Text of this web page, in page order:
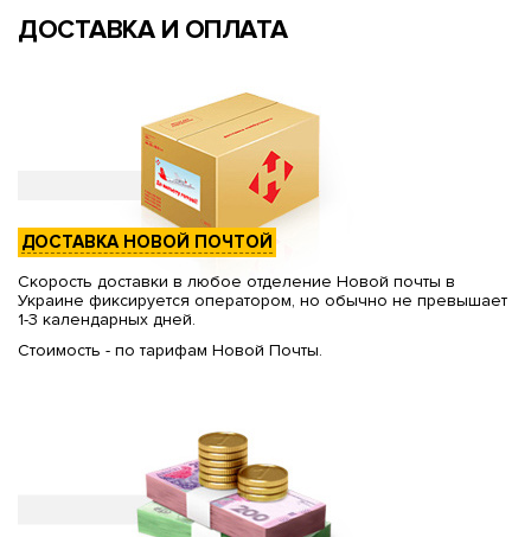
ДОСТАВКА И ОПЛАТА
ДОСТАВКА НОВОЙ ПОЧТОЙ
Скорость доставки в любое отделение Новой почты в
Украине фиксируется оператором, но обычно не превышает
1-3 календарных дней.
Стоимость - по тарифам Новой Почты.